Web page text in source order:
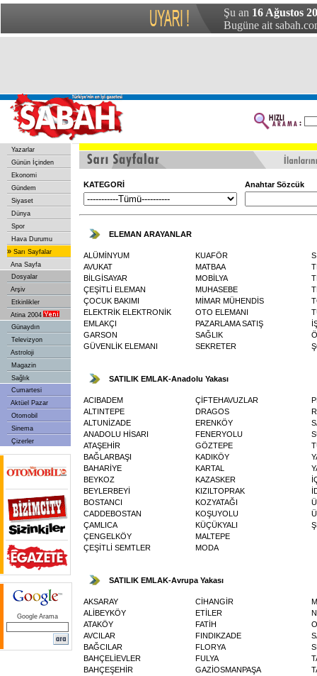
Şu an 16 Ağustos
Bugüne ait
Yazarlar
Günün İçinden
Ekonomi
Gündem
Siyaset
Dünya
Spor
Hava Durumu
» Sarı Sayfalar
Ana Sayfa
Dosyalar
Arşiv
Etkinlikler
Atina 2004
Günaydın
Televizyon
Astroloji
Magazin
Sağlık
Cumartesi
Aktüel Pazar
Otomobil
Sinema
Çizerler
Google Arama
KATEGORİ Anahtar Sözcük
ELEMAN ARAYANLAR
ALÜMİNYUM
AVUKAT
BİLGİSAYAR
ÇEŞİTLİ ELEMAN
ÇOCUK BAKIMI
ELEKTRİK ELEKTRONİK
EMLAKÇI
GARSON
GÜVENLİK ELEMANI
KUAFÖR
MATBAA
MOBİLYA
MUHASEBE
MİMAR MÜHENDİS
OTO ELEMANI
PAZARLAMA SATIŞ
SAĞLIK
SEKRETER
SATILIK EMLAK-Anadolu Yakası
ACIBADEM
ALTINTEPE
ALTUNİZADE
ANADOLU HİSARI
ATAŞEHİR
BAĞLARBAŞI
BAHARİYE
BEYKOZ
BEYLERBEYİ
BOSTANCI
CADDEBOSTAN
ÇAMLICA
ÇENGELKÖY
ÇEŞİTLİ SEMTLER
ÇİFTEHAVUZLAR
DRAGOS
ERENKÖY
FENERYOLU
GÖZTEPE
KADIKÖY
KARTAL
KAZASKER
KIZILTOPRAK
KOZYATAĞI
KOŞUYOLU
KÜÇÜKYALI
MALTEPE
MODA
SATILIK EMLAK-Avrupa Yakası
AKSARAY
ALİBEYKÖY
ATAKÖY
AVCILAR
BAĞCILAR
BAHÇELİEVLER
BAHÇEŞEHİR
CİHANGİR
ETİLER
FATİH
FINDIKZADE
FLORYA
FULYA
GAZİOSMANPAŞA